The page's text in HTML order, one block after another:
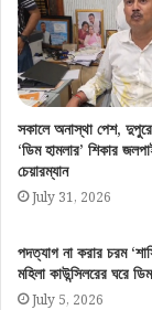
সকালে অনাস্থা পেশ, দুপুরে
‘ডিম হামলার’ শিকার
চেয়ারম্যান
July 31, 2026
পদত্যাগ না করার চরম
মহিলা কাউন্সিলরের ঘরে
July 5, 2026